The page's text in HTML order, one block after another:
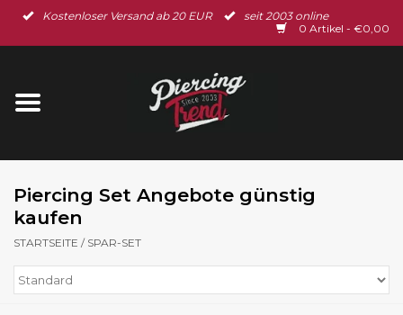
Kostenloser Versand ab 20 EUR
seit 2003 online
0 Artikel - €0,00
Startseite
Ohrschmuck
Gutscheine
Piercing Set Angebote günstig
kaufen
STARTSEITE / SPAR-SET